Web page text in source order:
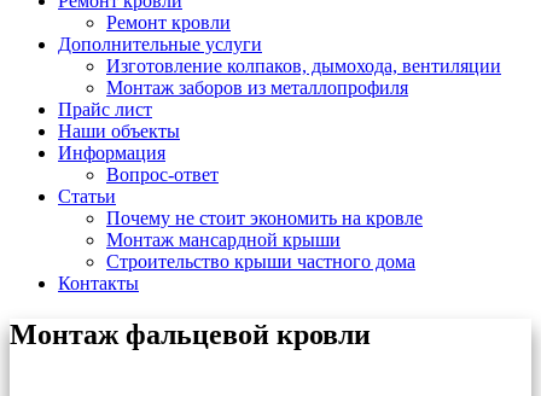
Темрюк
Тимашевск
Тихорецк
Туапсе
Усть-лабинск
Хадыженск
Ремонт кровли
Дополнительные услуги
Изготовление колпаков, дымохода, вентиляции
Монтаж заборов из металлопрофиля
Прайс лист
Наши объекты
Информация
Вопрос-ответ
Статьи
Почему не стоит экономить на кровле
Монтаж мансардной крыши
Строительство крыши частного дома
Контакты
Монтаж фальцевой кровли